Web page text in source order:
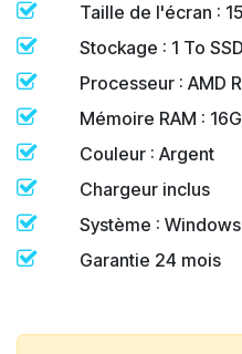
Taille de l'écran :
Stockage : 1 To SSD
Processeur : AMD
Mémoire RAM :
Couleur : Argent
Chargeur inclus
Système : Windows
Garantie 24 mois